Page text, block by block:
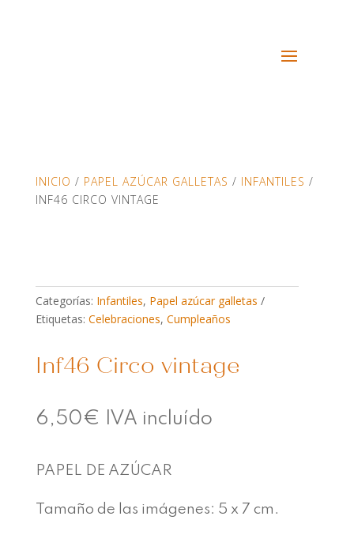
INICIO / PAPEL AZÚCAR GALLETAS / INFANTILES /
INF46 CIRCO VINTAGE
Categorías: Infantiles, Papel azúcar galletas
Etiquetas: Celebraciones, Cumpleaños
Inf46 Circo vintage
6,50€ IVA incluído
PAPEL DE AZÚCAR
Tamaño de las imágenes: 5 x 7 cm.